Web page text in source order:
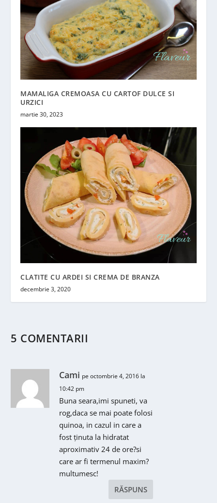
MAMALIGA CREMOASA CU CARTOF DULCE SI
URZICI
martie 30, 2023
CLATITE CU ARDEI SI CREMA DE BRANZA
decembrie 3, 2020
5 COMENTARII
Cami pe octombrie 4, 2016 la
10:42 pm
Buna seara,imi spuneti, va
rog,daca se mai poate folosi
quinoa, in cazul in care a
fost ținuta la hidratat
aproximativ 24 de ore?si
care ar fi termenul maxim?
multumesc!
RĂSPUNS